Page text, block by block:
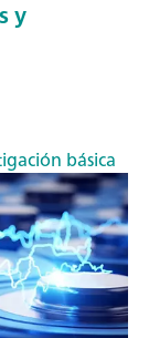
y
básica